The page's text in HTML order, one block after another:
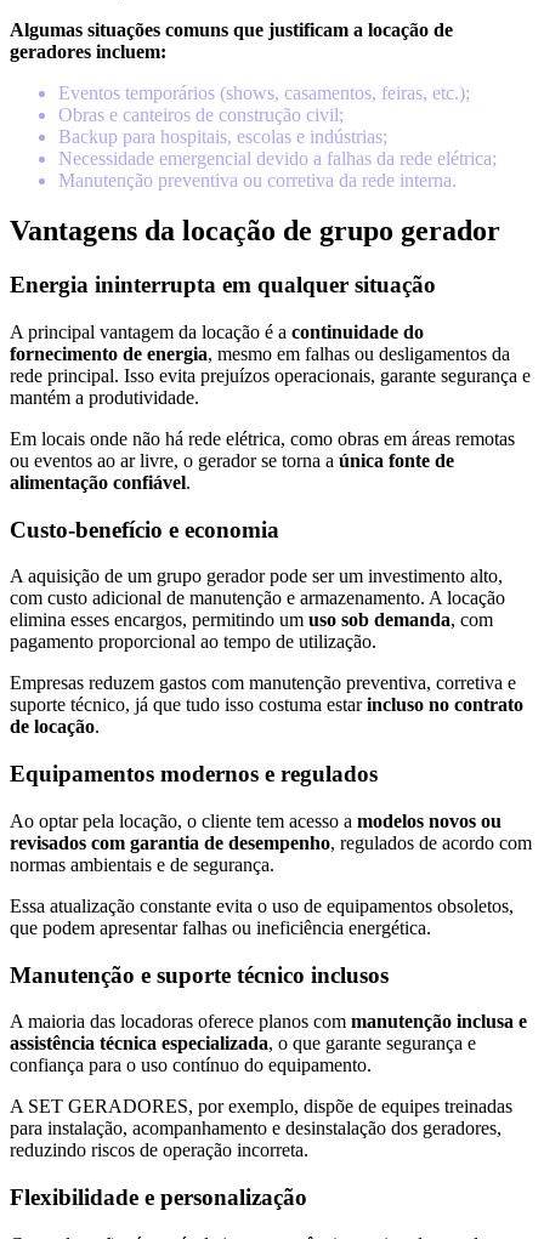
Algumas situações comuns que justificam a locação de
geradores incluem:
Eventos temporários (shows, casamentos, feiras, etc.);
Obras e canteiros de construção civil;
Backup para hospitais, escolas e indústrias;
Necessidade emergencial devido a falhas da rede elétrica;
Manutenção preventiva ou corretiva da rede interna.
Vantagens da locação de grupo gerador
Energia ininterrupta em qualquer situação
A principal vantagem da locação é a continuidade do
fornecimento de energia, mesmo em falhas ou desligamentos da
rede principal. Isso evita prejuízos operacionais, garante segurança e
mantém a produtividade.
Em locais onde não há rede elétrica, como obras em áreas remotas
ou eventos ao ar livre, o gerador se torna a única fonte de
alimentação confiável.
Custo-benefício e economia
A aquisição de um grupo gerador pode ser um investimento alto,
com custo adicional de manutenção e armazenamento. A locação
elimina esses encargos, permitindo um uso sob demanda, com
pagamento proporcional ao tempo de utilização.
Empresas reduzem gastos com manutenção preventiva, corretiva e
suporte técnico, já que tudo isso costuma estarincluso no contrato
de locação.
Equipamentos modernos e regulados
Ao optar pela locação, o cliente tem acesso a modelos novos ou
revisados com garantia de desempenho, regulados de acordo com
normas ambientais e de segurança.
Essa atualização constante evita o uso de equipamentos obsoletos,
que podem apresentar falhas ou ineficiência energética.
Manutenção e suporte técnico inclusos
A maioria das locadoras oferece planos com manutenção inclusa e
assistência técnica especializada, o que garante segurança e
confiança para o uso contínuo do equipamento.
A SET GERADORES, por exemplo, dispõe de equipes treinadas
para instalação, acompanhamento e desinstalação dos geradores,
reduzindo riscos de operação incorreta.
Flexibilidade e personalização